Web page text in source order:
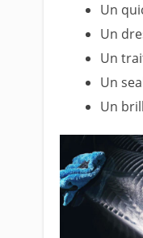
Un
Un
Un
Un
Un